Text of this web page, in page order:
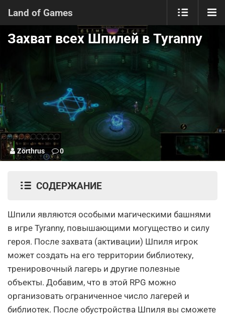
Land of Games
Захват всех Шпилей в Tyranny
Zorthrus 0
СОДЕРЖАНИЕ
Шпили являются особыми магическими башнями
в игре Tyranny, повышающими могущество и силу
героя. После захвата (активации) Шпиля игрок
может создать на его территории библиотеку,
тренировочный лагерь и другие полезные
объекты. Добавим, что в этой RPG можно
организовать ограниченное число лагерей и
библиотек. После обустройства Шпиля вы сможете